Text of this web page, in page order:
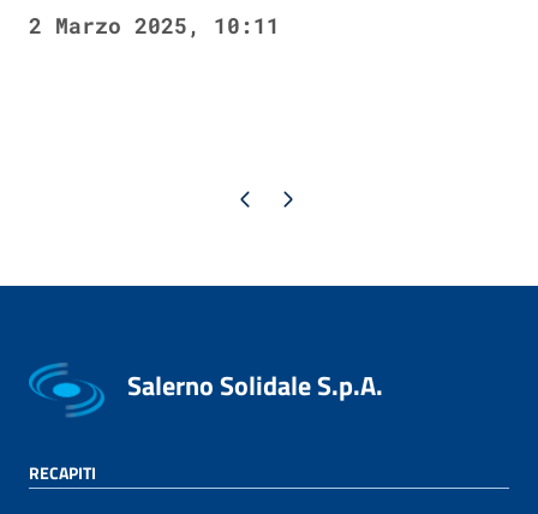
2 Marzo 2025, 10:11
Pagina precedente
Pagina successiva
Salerno Solidale S.p.A.
RECAPITI